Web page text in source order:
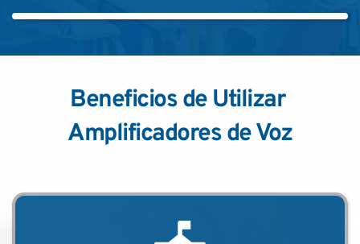
Beneficios de Utilizar
Amplificadores de Voz